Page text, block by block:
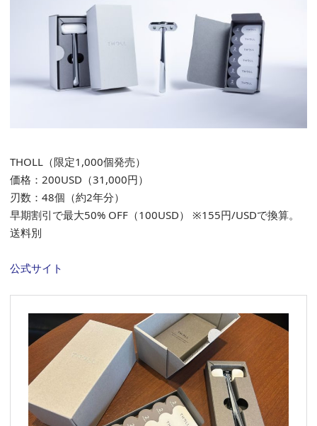
THOLL（限定1,000個発売）
価格：200USD（31,000円）
刃数：48個（約2年分）
早期割引で最大50% OFF（100USD） ※155円/USDで換算。
送料別
公式サイト